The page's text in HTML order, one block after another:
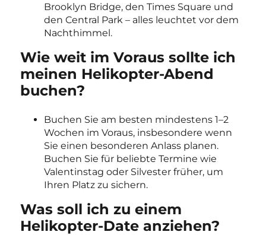
Brooklyn Bridge, den Times Square und
den Central Park – alles leuchtet vor dem
Nachthimmel.
Wie weit im Voraus sollte ich
meinen Helikopter-Abend
buchen?
Buchen Sie am besten mindestens 1–2
Wochen im Voraus, insbesondere wenn
Sie einen besonderen Anlass planen.
Buchen Sie für beliebte Termine wie
Valentinstag oder Silvester früher, um
Ihren Platz zu sichern.
Was soll ich zu einem
Helikopter-Date anziehen?